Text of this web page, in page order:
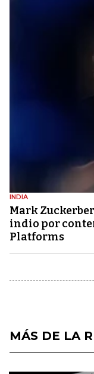
INDIA
Mark
indio por
Platforms
MÁS DE LA